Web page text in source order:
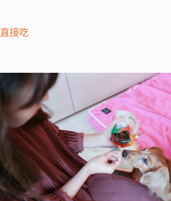
直接吃